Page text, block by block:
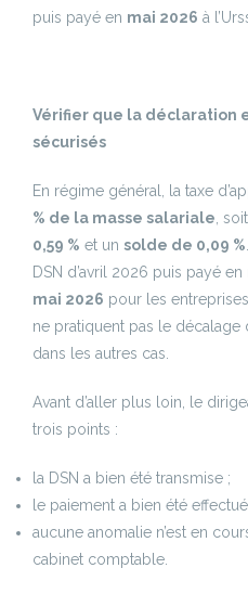
puis payé en mai 2026 à
Vérifier que la déclaration
sécurisés
En régime général, la taxe
% de la masse salariale ,
0,59 % et un solde de 0,09 %
DSN d’avril 2026 puis payé
mai 2026 pour les
ne pratiquent pas le décalage
dans les autres cas.
Avant d’aller plus loin, le
trois points :
la DSN a bien été transmise ;
le paiement a bien été
aucune anomalie n’est en
cabinet comptable.